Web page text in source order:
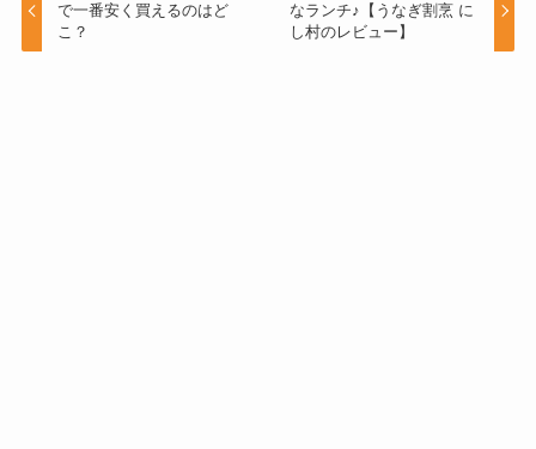
で一番安く買えるのはど
こ？
なランチ♪【うなぎ割烹 に
し村のレビュー】